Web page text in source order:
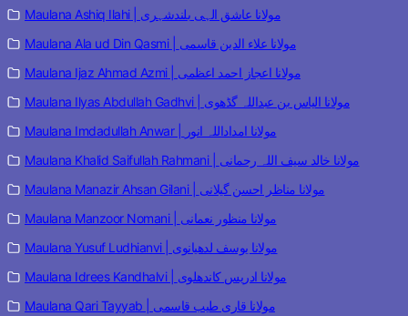
Maulana Ashiq Ilahi | مولانا عاشق الہی بلندشہری
Maulana Ala ud Din Qasmi | مولانا علاء الدین قاسمی
Maulana Ijaz Ahmad Azmi | مولانا اعجاز احمد اعظمی
Maulana Ilyas Abdullah Gadhvi | مولانا الیاس بن عبداللہ گڈھوی
Maulana Imdadullah Anwar | مولانا امداداللہ انور
Maulana Khalid Saifullah Rahmani | مولانا خالد سیف اللہ رحمانی
Maulana Manazir Ahsan Gilani | مولانا مناظر احسن گیلانی
Maulana Manzoor Nomani | مولانا منظور نعمانی
Maulana Yusuf Ludhianvi | مولانا یوسف لدھیانوی
Maulana Idrees Kandhalvi | مولانا ادریس کاندھلوی
Maulana Qari Tayyab | مولانا قاری طیب قاسمی